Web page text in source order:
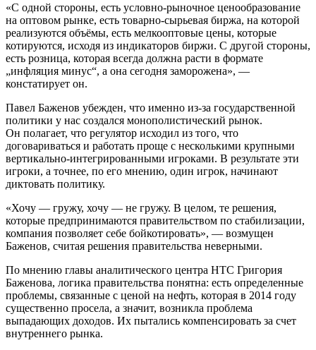
«С одной стороны, есть условно-рыночное ценообразование
на оптовом рынке, есть товарно-сырьевая биржа, на которой
реализуются объёмы, есть мелкооптовые цены, которые
котируются, исходя из индикаторов биржи. С другой стороны,
есть розница, которая всегда должна расти в формате
„инфляция минус“, а она сегодня заморожена», —
констатирует он.
Павел Баженов убежден, что именно из-за государственной
политики у нас создался монополистический рынок.
Он полагает, что регулятор исходил из того, что
договариваться и работать проще с несколькими крупными
вертикально-интегрированными игроками. В результате эти
игроки, а точнее, по его мнению, один игрок, начинают
диктовать политику.
«Хочу — гружу, хочу — не гружу. В целом, те решения,
которые предпринимаются правительством по стабилизации,
компания позволяет себе бойкотировать», — возмущен
Баженов, считая решения правительства неверными.
По мнению главы аналитического центра НТС Григория
Баженова, логика правительства понятна: есть определенные
проблемы, связанные с ценой на нефть, которая в 2014 году
существенно просела, а значит, возникла проблема
выпадающих доходов. Их пытались компенсировать за счет
внутреннего рынка.